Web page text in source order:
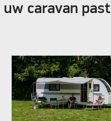
caravan past